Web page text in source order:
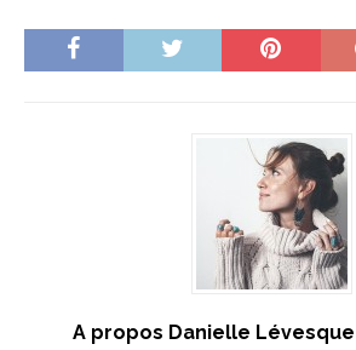
A propos Danielle Lévesque